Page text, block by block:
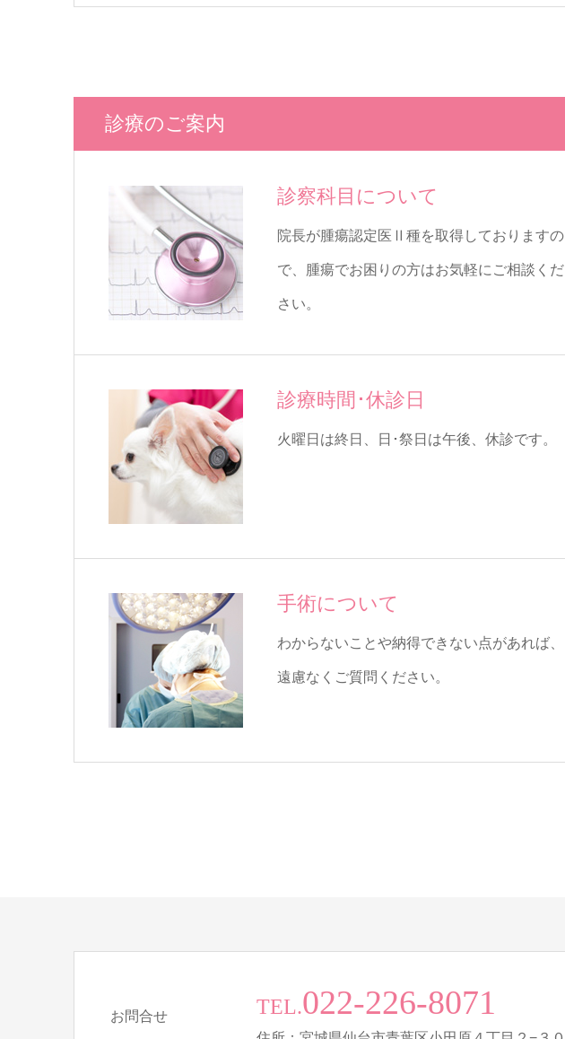
診療のご案内
診察科目について
院長が腫瘍認定医Ⅱ種を取得しておりますの
で、腫瘍でお困りの方はお気軽にご相談くだ
さい。
診療時間･休診日
火曜日は終日、日･祭日は午後、休診です。
手術について
わからないことや納得できない点があれば、
遠慮なくご質問ください。
お問合せ TEL.022-226-8071